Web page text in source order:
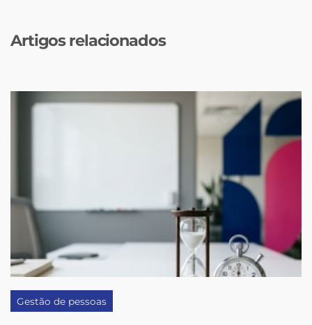
Artigos relacionados
Gestão de pessoas